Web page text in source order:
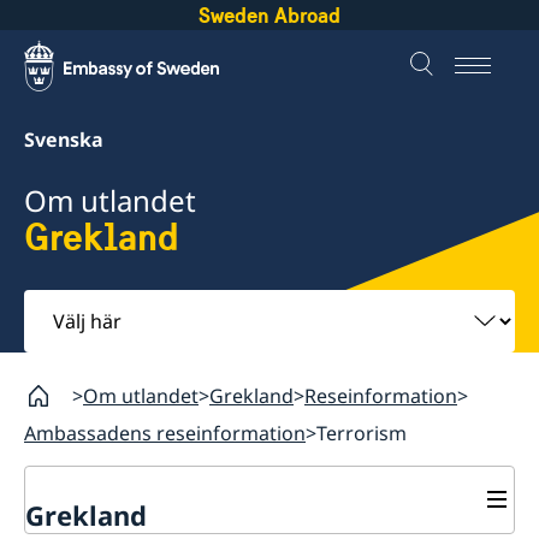
Sweden Abroad
Svenska
Om utlandet
Grekland
Välj
här
Om utlandet Grekland Reseinformation
Ambassadens reseinformation Terrorism
Grekland